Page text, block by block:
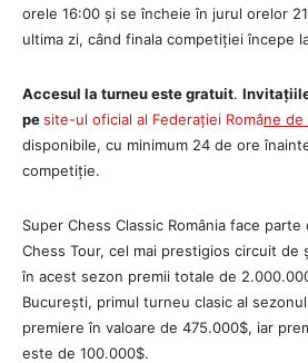
orele 16:00 și se încheie în jurul orelor
ultima zi, când finala competiției începe
Accesul la turneu este gratuit. Invita
pesite-ul oficial al Federației Române de
disponibile, cu minimum 24 de ore
competiție.
Super Chess Classic România face
Chess Tour, cel mai prestigios circuit de
în acest sezon premii totale de
București, primul turneu clasic al
premiere în valoare de 475.000$, iar
este de 100.000$.